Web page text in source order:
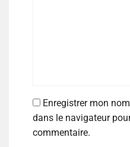
Enregistrer mon
dans le navigateur
commentaire.